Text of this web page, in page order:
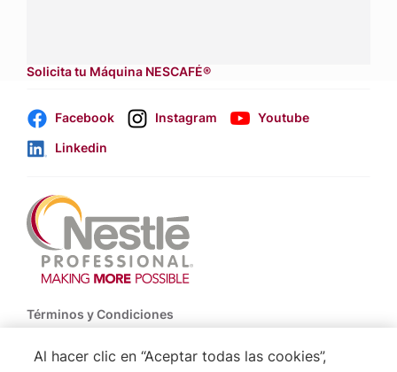
Solicita tu Máquina NESCAFÉ®
Facebook Instagram
Youtube
Linkedin
Footer
Términos y Condiciones
Al hacer clic en “Aceptar todas las cookies”,